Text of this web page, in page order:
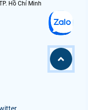
Hồ Chí Minh